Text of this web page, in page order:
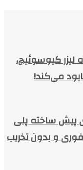
لیزر کیوسوئیچ،
می‌کند!
پیش ساخته پلی
و بدون تخریب